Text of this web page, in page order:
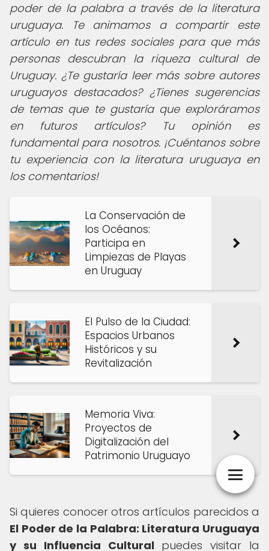
poder de la palabra a través de la literatura
uruguaya. Te animamos a compartir este
artículo en tus redes sociales para que más
personas descubran la riqueza cultural de
Uruguay. ¿Te gustaría leer más sobre autores
uruguayos destacados? ¿Tienes sugerencias
de temas que te gustaría que exploráramos
en futuros artículos? Tu opinión es
fundamental para nosotros. ¡Cuéntanos sobre
tu experiencia con la literatura uruguaya en
los comentarios!
La Conservación de
los Océanos:
Participa en
Limpiezas de Playas
en Uruguay
El Pulso de la Ciudad:
Espacios Urbanos
Históricos y su
Revitalización
Memoria Viva:
Proyectos de
Digitalización del
Patrimonio Uruguayo
Si quieres conocer otros artículos parecidos a
El Poder de la Palabra: Literatura Uruguaya
y su Influencia Culturalpuedes visitar la